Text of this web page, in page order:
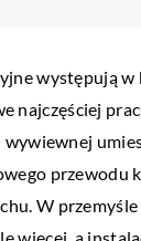
występują w
najczęściej
wywiewnej
przewodu
W
więcej, a